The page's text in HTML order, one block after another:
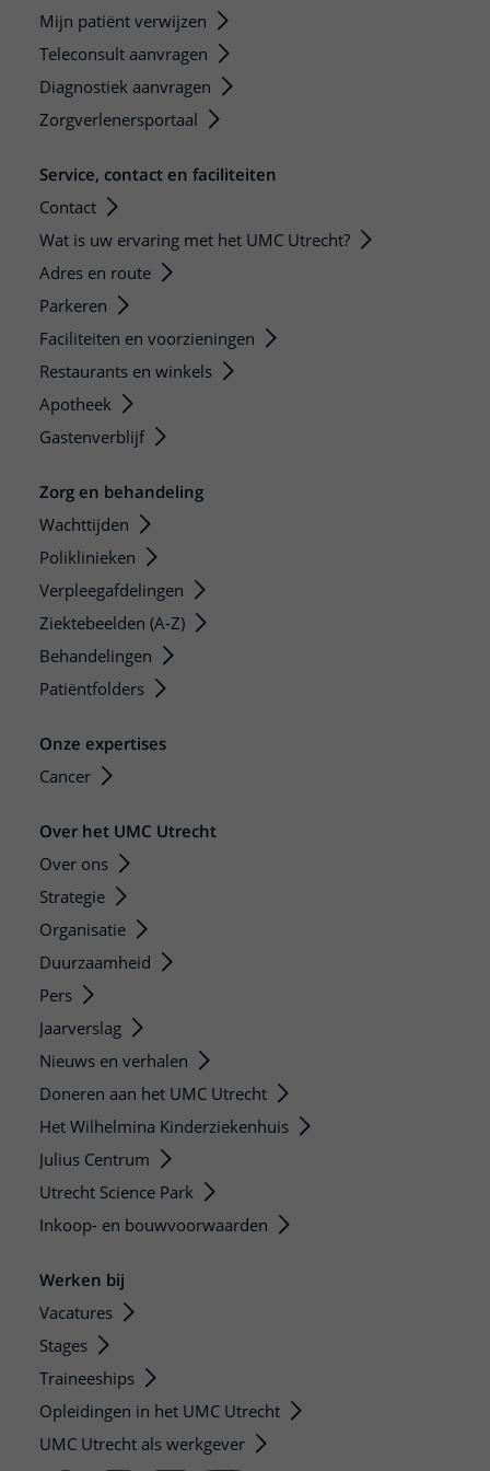
Mijn patiënt verwijzen
Teleconsult aanvragen
Diagnostiek aanvragen
Zorgverlenersportaal
Service, contact en faciliteiten
Contact
Wat is uw ervaring met het UMC Utrecht?
Adres en route
Parkeren
Faciliteiten en voorzieningen
Restaurants en winkels
Apotheek
Gastenverblijf
Zorg en behandeling
Wachttijden
Poliklinieken
Verpleegafdelingen
Ziektebeelden (A-Z)
Behandelingen
Patiëntfolders
Onze expertises
Cancer
Over het UMC Utrecht
Over ons
Strategie
Organisatie
Duurzaamheid
Pers
Jaarverslag
Nieuws en verhalen
Doneren aan het UMC Utrecht
Het Wilhelmina Kinderziekenhuis
Julius Centrum
Utrecht Science Park
Inkoop- en bouwvoorwaarden
Werken bij
Vacatures
Stages
Traineeships
Opleidingen in het UMC Utrecht
UMC Utrecht als werkgever